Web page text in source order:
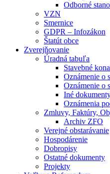
Odborné
VZN
Smernice
GDPR – Infozákon
Štatút obce
Zverejňovanie
Úradná tabuľa
Stavebné
Oznámenie o
Oznámenie o
Iné
Oznámenia
Zmluvy, Faktúry,
Archiv ZFO
Verejné obstarávanie
Hospodárenie
Dobropisy
Ostatné dokumenty
Projekty